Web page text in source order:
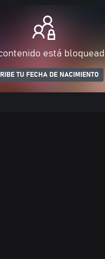
está
TU FECHA DE NACIMIENTO